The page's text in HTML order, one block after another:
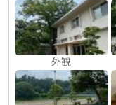
外観